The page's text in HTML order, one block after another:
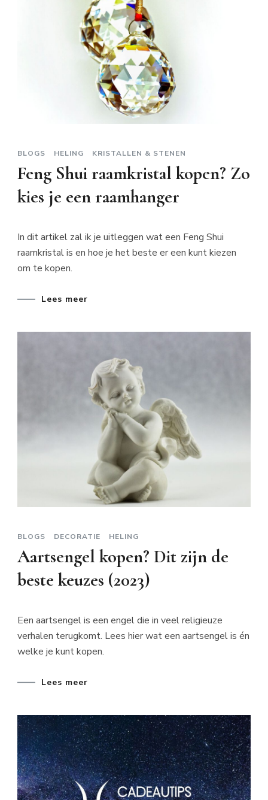
BLOGS HELING KRISTALLEN & STENEN
Feng Shui raamkristal kopen? Zo
kies je een raamhanger
In dit artikel zal ik je uitleggen wat een Feng Shui
raamkristal is en hoe je het beste er een kunt kiezen
om te kopen.
Lees meer
BLOGS DECORATIE HELING
Aartsengel kopen? Dit zijn de
beste keuzes (2023)
Een aartsengel is een engel die in veel religieuze
verhalen terugkomt. Lees hier wat een aartsengel is én
welke je kunt kopen.
Lees meer